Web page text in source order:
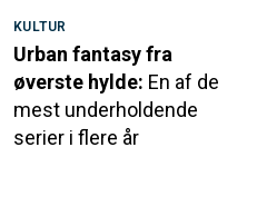
KULTUR
Urban fantasy fra
øverste hylde: En af de
mest underholdende
serier i flere år